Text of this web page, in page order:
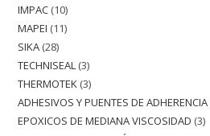
IMPAC 10
MAPEI 11
SIKA 28
TECHNISEAL 3
THERMOTEK 3
ADHESIVOS Y PUENTES DE ADHERENCIA
EPOXICOS DE MEDIANA VISCOSIDAD 3